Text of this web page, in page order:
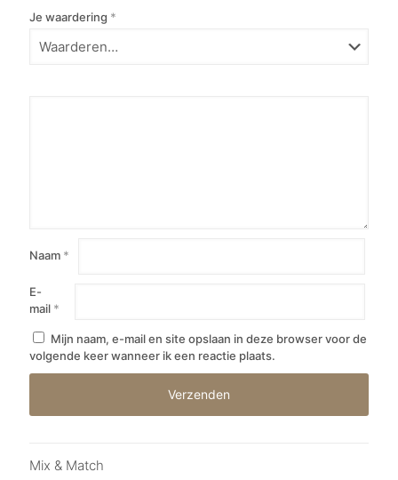
Je waardering *
Naam *
E-
mail *
Mijn naam, e-mail en site opslaan in deze browser voor de
volgende keer wanneer ik een reactie plaats.
Mix & Match